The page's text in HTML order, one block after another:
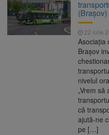
zburat din nou pe aripa unui
9 august 2026
Avocații
Tristan Tate cer eliberarea
Se schimbă
medic specialist. Subiecte
aceeași oră și același barem
Se schimbă
capsulele de cafea și
folosință. Noul regulament
(Brașov)
22 iulie
Asociația
Brașov
nivelul
„Vrem
că
ajută-ne
pe […]